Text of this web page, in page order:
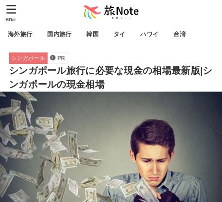
海外旅行 国内旅行 韓国 タイ ハワイ 台湾
MENU
シンガポール PR
シンガポール旅行に必要な現金の相場最新版|シ
ンガポールの現金相場